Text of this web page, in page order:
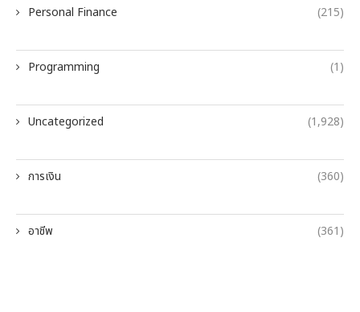
Personal Finance (215)
Programming (1)
Uncategorized (1,928)
การเงิน (360)
อาชีพ (361)